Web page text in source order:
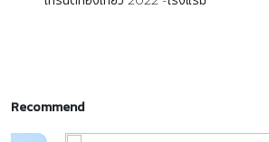
Recommend